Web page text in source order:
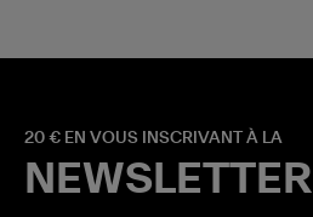
20 € EN VOUS INSCRIVANT À LA
NEWSLETTER